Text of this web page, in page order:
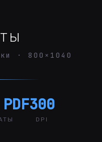
· 800×1040
300
DPI